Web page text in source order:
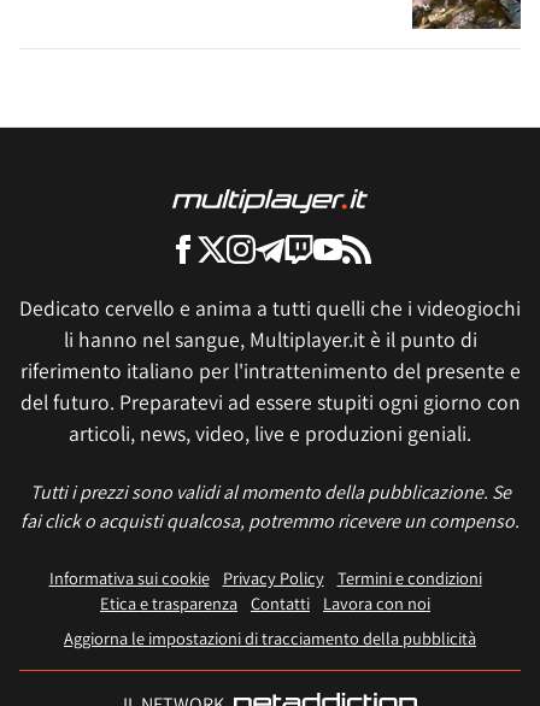
Dedicato cervello e anima a tutti quelli che i videogiochi
li hanno nel sangue, Multiplayer.it è il punto di
riferimento italiano per l'intrattenimento del presente e
del futuro. Preparatevi ad essere stupiti ogni giorno con
articoli, news, video, live e produzioni geniali.
Tutti i prezzi sono validi al momento della pubblicazione. Se
fai click o acquisti qualcosa, potremmo ricevere un compenso.
Informativa sui cookie Privacy Policy
Termini e condizioni
Etica e trasparenza Contatti
Lavora con noi
Aggiorna le impostazioni di tracciamento della pubblicità